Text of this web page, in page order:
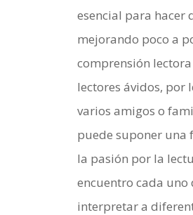
esencial para hacer
mejorando poco a
comprensión
lectores ávidos, por
varios amigos o
puede suponer una
la pasión por la
encuentro cada uno
interpretar a